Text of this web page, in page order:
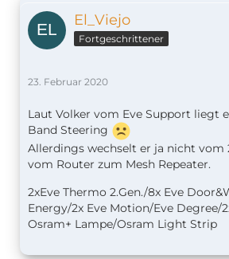
El_Viejo
Fortgeschrittener
23. Februar 2020
Laut Volker vom Eve Support liegt
Band Steering
Allerdings wechselt er ja nicht vom
vom Router zum Mesh Repeater.
2xEve Thermo 2.Gen./8x Eve
Energy/2x Eve Motion/Eve Degree/
Osram+ Lampe/Osram Light Strip